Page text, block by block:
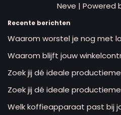
Neve | Powered
Recente berichten
Waarom worstel je nog met
Waarom blijft jouw
Zoek jij dé ideale
Zoek jij dé ideale
Welk koffieapparaat past bij